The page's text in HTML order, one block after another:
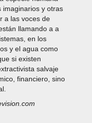
imaginarios y otras
a las voces de
llamando a a
en los
y el agua como
si existen
salvaje
financiero, sino